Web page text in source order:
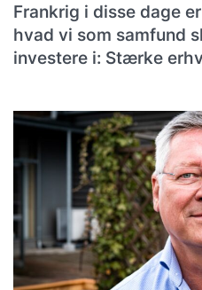
Frankrig i disse dage
hvad vi som samfund
investere i: Stærke